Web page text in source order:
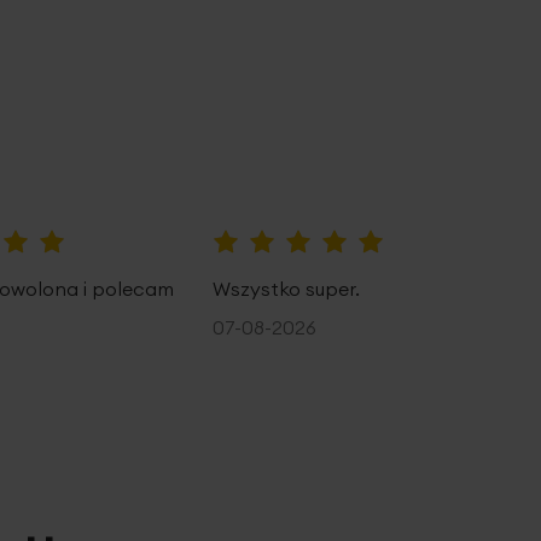
i polecam
Wszystko super.
07-08-2026